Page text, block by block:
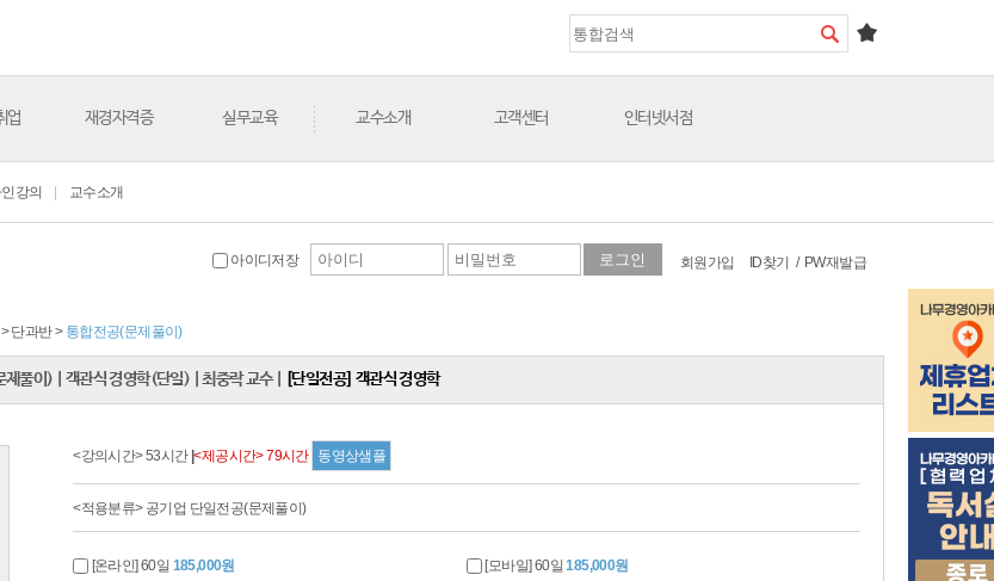
업 재경자격증 실무교육 교수소개 고객센터 인터넷서점
강의 교수소개
아이디저장 회원가입 ID찾기 / PW재발급
단과반 > 통합전공(문제풀이)
제풀이) 객관식 경영학(단일) 최중락 교수 [단일전공] 객관식 경영학
<강의시간> 53시간 |<제공시간> 79시간 동영상샘플
<적용분류> 공기업 단일전공(문제풀이)
[온라인] 60일 185,000원 [모바일] 60일185,000원